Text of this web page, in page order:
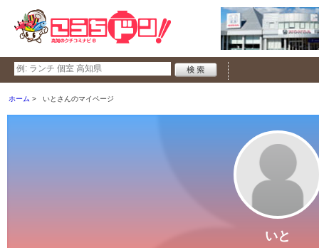
ホーム いとさんのマイページ
いと